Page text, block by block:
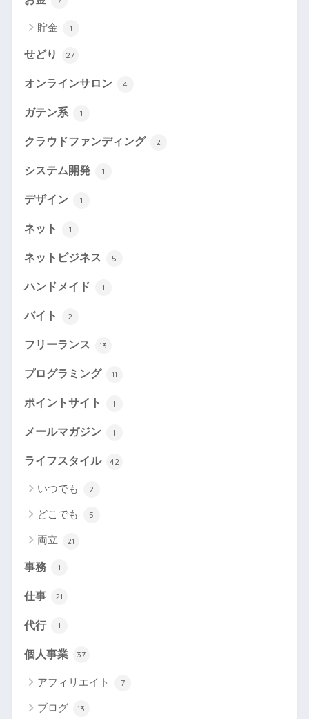
貯金 1
せどり 27
オンラインサロン 4
ガテン系 1
クラウドファンディング 2
システム開発 1
デザイン 1
ネット 1
ネットビジネス 5
ハンドメイド 1
バイト 2
フリーランス 13
プログラミング 11
ポイントサイト 1
メールマガジン 1
ライフスタイル 42
いつでも 2
どこでも 5
両立 21
事務 1
仕事 21
代行 1
個人事業 37
アフィリエイト 7
ブログ 13